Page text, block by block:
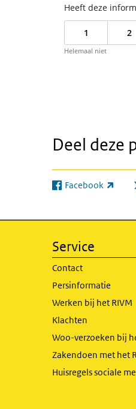
Heeft deze
1 2
Helemaal niet
Deel deze
Facebook
(externe link)
Service
Contact
Persinformatie
Werken bij het RIVM
Klachten
Woo-verzoeken bij
Zakendoen met het
Huisregels sociale